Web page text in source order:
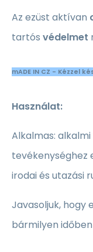
Az ezüst aktívan
tartós védelmet
mADE IN CZ - Kézzel
Használat:
Alkalmas:
tevékenységhez
irodai és utazási
Javasoljuk,
bármilyen